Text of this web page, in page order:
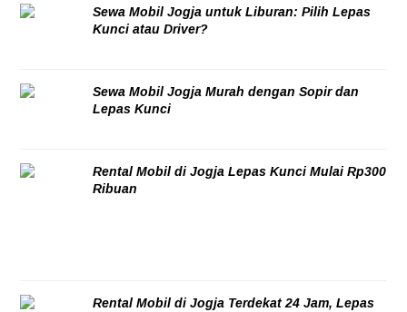
Sewa Mobil Jogja untuk Liburan: Pilih Lepas
Kunci atau Driver?
Sewa Mobil Jogja Murah dengan Sopir dan
Lepas Kunci
Rental Mobil di Jogja Lepas Kunci Mulai Rp300
Ribuan
Rental Mobil di Jogja Terdekat 24 Jam, Lepas